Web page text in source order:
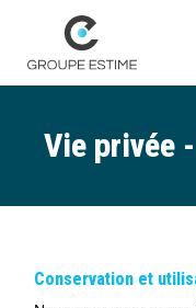
Vie privée
Conservation et